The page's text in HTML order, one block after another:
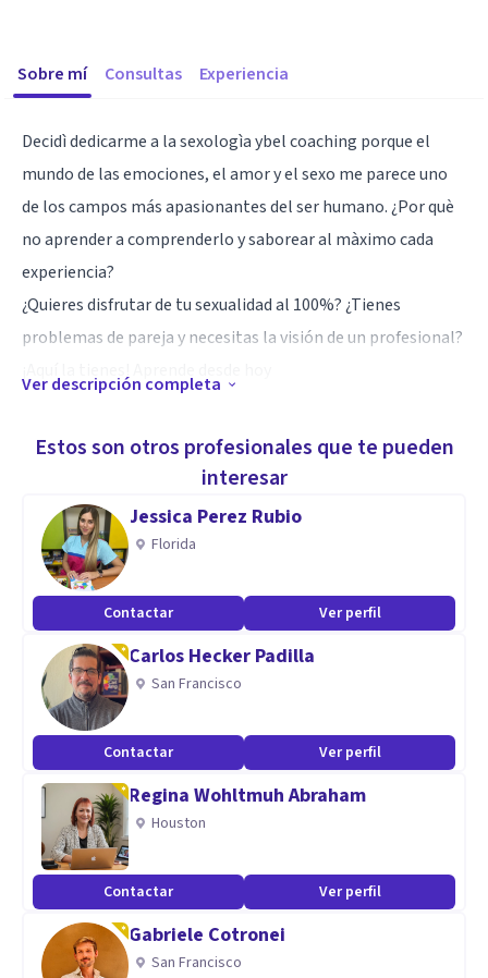
Sobre mí Consultas Experiencia
Decidì dedicarme a la sexologìa ybel coaching porque el
mundo de las emociones, el amor y el sexo me parece uno
de los campos más apasionantes del ser humano. ¿Por què
no aprender a comprenderlo y saborear al màximo cada
experiencia?
¿Quieres disfrutar de tu sexualidad al 100%? ¿Tienes
problemas de pareja y necesitas la visión de un profesional?
La pasión por las relaciones humanas me hace estar en
interactuamos a nivel sexual y amoroso.
Bastante dura es a veces la vida, busquemos el placer donde
es fácil encontrarlo.
Aptitudes
Licenciada en psicología
Especializada en sexología: educación sexual,
asesoramiento y terapia
Ver descripción completa
Estos son otros profesionales que te pueden
interesar
Jessica Perez Rubio
Florida
Contactar Ver perfil
Carlos Hecker Padilla
San Francisco
Contactar Ver perfil
Regina Wohltmuh Abraham
Houston
Contactar Ver perfil
Gabriele Cotronei
San Francisco